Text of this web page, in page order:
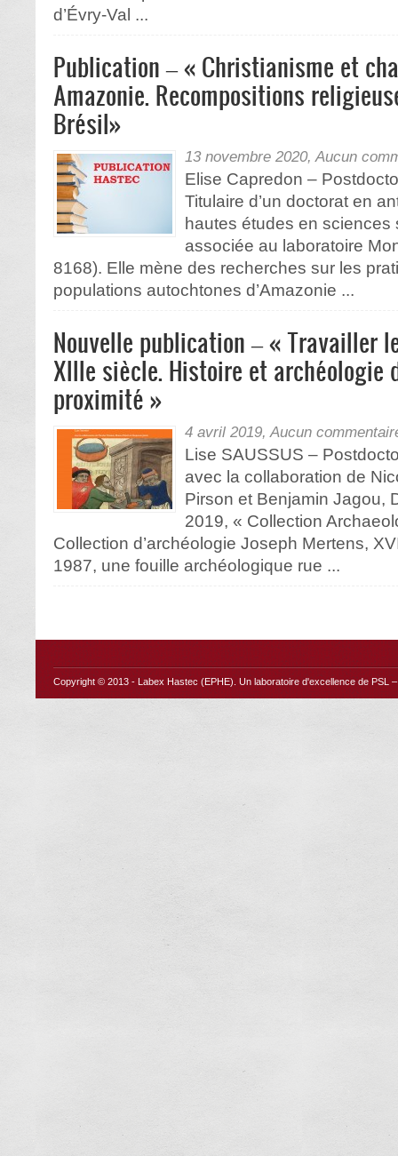
d’Évry-Val ...
Publication – « Christianisme et
Amazonie. Recompositions
Brésil»
13 novembre 2020,Aucun
Elise Capredon –
Titulaire d’un doctorat en
hautes études en
associée au laboratoire
8168). Elle mène des recherches sur les
populations autochtones d’Amazonie ...
Nouvelle publication – « Travailler
XIIIe siècle. Histoire et archéologie
proximité »
4 avril 2019,Aucun
Lise SAUSSUS –
avec la collaboration de
Pirson et Benjamin Jagou,
2019, « Collection
Collection d’archéologie Joseph Mertens,
1987, une fouille archéologique rue ...
Copyright © 2013 - Labex Hastec (EPHE) . Un laboratoire d'excellence de